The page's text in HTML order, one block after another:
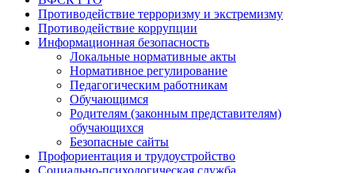
Противодействие терроризму и экстремизму
Противодействие коррупции
Информационная безопасность
Локальные нормативные акты
Нормативное регулирование
Педагогическим работникам
Обучающимся
Родителям (законным представителям)
обучающихся
Безопасные сайты
Профориентация и трудоустройство
Социально-психологическая служба